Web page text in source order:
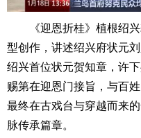
《迎恩折桂》植根绍
型创作，讲述绍兴府状元
绍兴首位状元贺知章，许
赐第在迎恩门接旨，与百
最终在古戏台与穿越而来
脉传承篇章。